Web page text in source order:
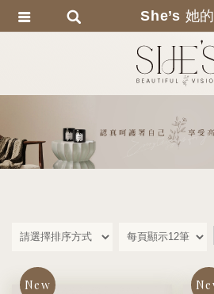
She’s 她的
會員登入
會員註冊
訂單查詢
追蹤清單
繁體中文